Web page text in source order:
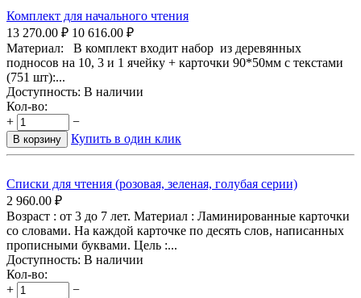
Комплект для начального чтения
13 270.00 ₽ 10 616.00 ₽
Материал: В комплект входит набор из деревянных
подносов на 10, 3 и 1 ячейку + карточки 90*50мм с текстами
(751 шт):...
Доступность: В наличии
Кол-во:
+
−
В корзину Купить в один клик
Списки для чтения (розовая, зеленая, голубая серии)
2 960.00 ₽
Возраст : от 3 до 7 лет. Материал : Ламинированные карточки
со словами. На каждой карточке по десять слов, написанных
прописными буквами. Цель :...
Доступность: В наличии
Кол-во:
+
−